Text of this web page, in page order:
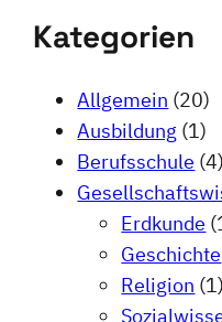
Kategorien
Allgemein (20)
Ausbildung (1)
Berufsschule (4)
Erdkunde
Geschichte
Religion (1)